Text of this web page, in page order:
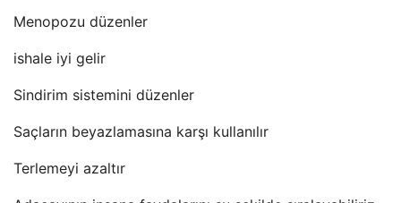
Menopozu düzenler
ishale iyi gelir
Sindirim sistemini düzenler
Saçların beyazlamasına karşı kullanılır
Terlemeyi azaltır